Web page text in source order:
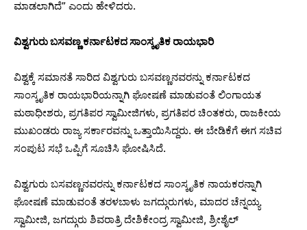
ಮಾಡಲಾಗಿದೆ” ಎಂದು ಹೇಳಿದರು.
ವಿಶ್ವಗುರು ಬಸವಣ್ಣ ಕರ್ನಾಟಕದ ಸಾಂಸ್ಕೃತಿಕ ರಾಯಭಾರಿ
ವಿಶ್ವಕ್ಕೆ ಸಮಾನತೆ ಸಾರಿದ ವಿಶ್ವಗುರು ಬಸವಣ್ಣನವರನ್ನು ಕರ್ನಾಟಕದ
ಸಾಂಸ್ಕೃತಿಕ ರಾಯಭಾರಿಯನ್ನಾಗಿ ಘೋಷಣೆ ಮಾಡುವಂತೆ ಲಿಂಗಾಯತ
ಮಠಾಧೀಶರು, ಪ್ರಗತಿಪರ ಸ್ವಾಮೀಜಿಗಳು, ಪ್ರಗತಿಪರ ಚಿಂತಕರು, ರಾಜಕೀಯ
ಮುಖಂಡರು ರಾಜ್ಯ ಸರ್ಕಾರವನ್ನು ಒತ್ತಾಯಿಸಿದ್ದರು. ಈ ಬೇಡಿಕೆಗೆ ಈಗ ಸಚಿವ
ಸಂಪುಟ ಸಭೆ ಒಪ್ಪಿಗೆ ಸೂಚಿಸಿ ಘೋಷಿಸಿದೆ.
ವಿಶ್ವಗುರು ಬಸವಣ್ಣನವರನ್ನು ಕರ್ನಾಟಕದ ಸಾಂಸ್ಕೃತಿಕ ನಾಯಕರನ್ನಾಗಿ
ಘೋಷಣೆ ಮಾಡುವಂತೆ ತರಳಬಾಳು ಜಗದ್ಗುರುಗಳು, ಮಾದರ ಚೆನ್ನಯ್ಯ
ಸ್ವಾಮೀಜಿ, ಜಗದ್ಗುರು ಶಿವರಾತ್ರಿ ದೇಶಿಕೇಂದ್ರ ಸ್ವಾಮೀಜಿ, ಶ್ರೀಶೈಲ್